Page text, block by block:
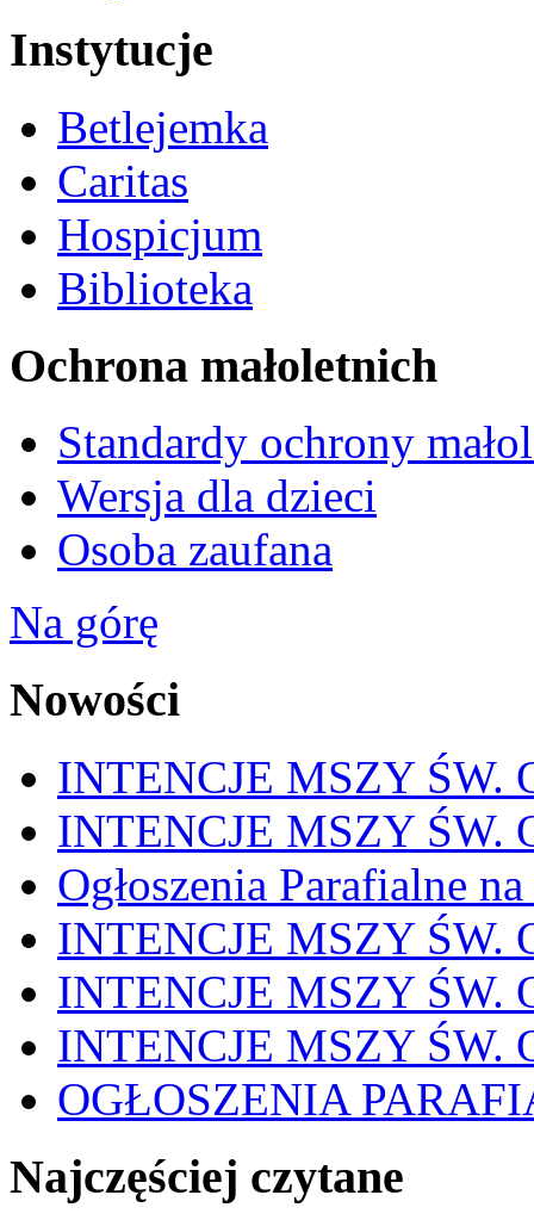
Instytucje
Betlejemka
Caritas
Hospicjum
Biblioteka
Ochrona małoletnich
Standardy ochrony
Wersja dla dzieci
Osoba zaufana
Na górę
Nowości
INTENCJE MSZY ŚW.
INTENCJE MSZY ŚW.
Ogłoszenia Parafialne
INTENCJE MSZY ŚW.
INTENCJE MSZY ŚW.
INTENCJE MSZY ŚW.
OGŁOSZENIA
Najczęściej czytane